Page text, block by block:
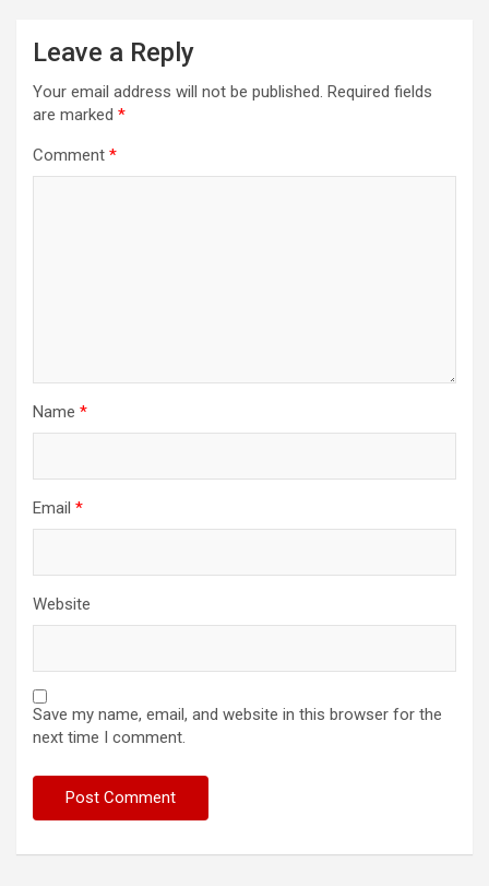
Leave a Reply
Your email address will not be published. Required fields
are marked *
Comment *
Name *
Email *
Website
Save my name, email, and website in this browser for the
next time I comment.